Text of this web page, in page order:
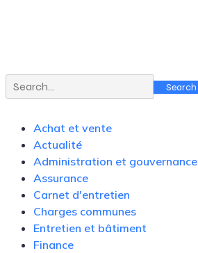
Search
Achat et vente
Actualité
Administration et gouvernance
Assurance
Carnet d'entretien
Charges communes
Entretien et bâtiment
Finance